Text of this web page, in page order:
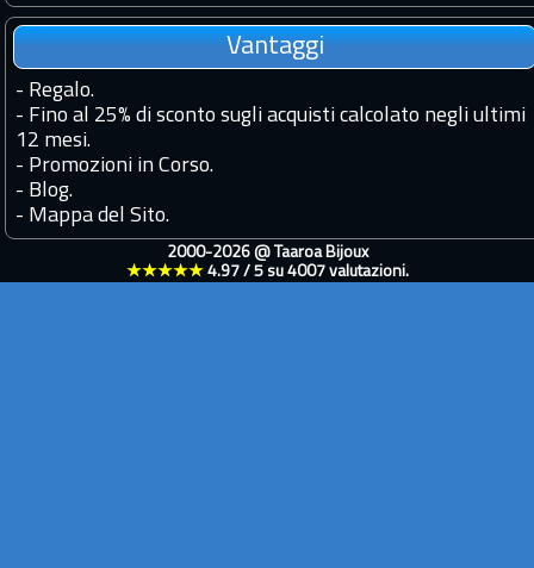
Vantaggi
- Regalo.
- Fino al 25% di sconto sugli acquisti calcolato negli ultimi
12 mesi.
- Promozioni in Corso.
- Blog.
- Mappa del Sito.
2000-2026 @ Taaroa Bijoux
★★★★★ 4.97/ 5su 4007valutazioni.